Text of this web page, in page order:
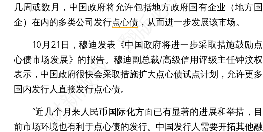
几周或数月，中国政府将允许包括地方政府国有企业（地方国
企）在内的多类公司发行点心债 ，从而进一步发展该市场。
10月21日，穆迪发表《中国政府将进一步采取措施鼓励点
心债市场发展》的报告。穆迪副总裁/高级信用评级主任钟汶权
表示，中国政府很快会采取措施扩大点心债试点计划，允许更多
国内发行人直接发行点心债。
“近几个月来人民币国际化方面已有显著的进展和举措，目
前市场环境也有利于点心债的发行。中国发行人需要开拓其他融